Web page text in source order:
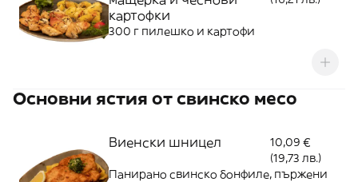
картофки
300 г пилешко и картофи
Основни ястия от свинско месо
Виенски шницел
10,09 €
(19,73 лв.)
Панирано свинско бонфиле, пържени